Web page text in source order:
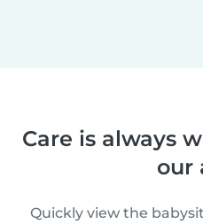
Care is always
our
Quickly view the